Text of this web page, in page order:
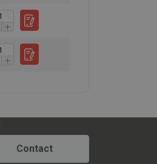
Contact